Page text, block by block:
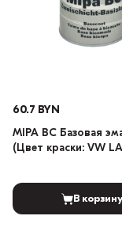
60.7 BYN
MIPA BC Базовая
(Цвет краски: VW
В корзину